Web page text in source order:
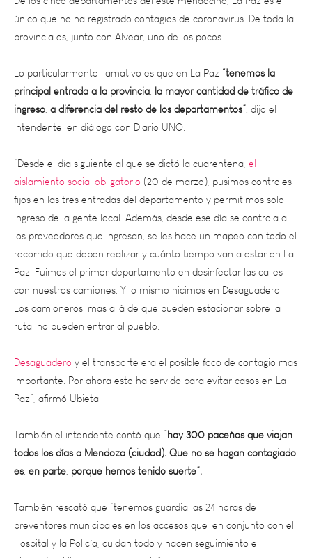
provincia es, junto con Alvear, uno de los pocos.
Lo particularmente llamativo es que en La Paz“tenemos la
principal entrada a la provincia, la mayor cantidad de tráfico de
ingreso, a diferencia del resto de los departamentos”,dijo el
intendente, en diálogo con Diario UNO.
“Desde el día siguiente al que se dictó la cuarentena,
aislamiento social obligatorio(20 de marzo), pusimos controles
fijos en las tres entradas del departamento y permitimos solo
ingreso de la gente local. Además, desde ese día se controla a
los proveedores que ingresan, se les hace un mapeo con todo el
recorrido que deben realizar y cuánto tiempo van a estar en La
Paz. Fuimos el primer departamento en desinfectar las calles
con nuestros camiones. Y lo mismo hicimos en Desaguadero.
Los camioneros, mas allá de que pueden estacionar sobre la
ruta, no pueden entrar al pueblo.
Desaguaderoy el transporte era el posible foco de contagio mas
importante. Por ahora esto ha servido para evitar casos en La
Paz”, afirmó Ubieta.
También el intendente contó que
todos los días a Mendoza (ciudad). Que no se hagan contagiado
es, en parte, porque hemos tenido suerte”.
También rescató que “tenemos guardia las 24 horas de
preventores municipales en los accesos que, en conjunto con el
Hospital y la Policía, cuidan todo y hacen seguimiento e
hisopado, si llega a ser necesario”.